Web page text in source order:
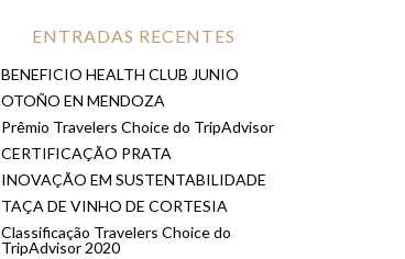
ENTRADAS RECENTES
BENEFICIO HEALTH CLUB JUNIO
OTOÑO EN MENDOZA
Prêmio Travelers Choice do TripAdvisor
CERTIFICAÇÃO PRATA
INOVAÇÃO EM SUSTENTABILIDADE
TAÇA DE VINHO DE CORTESIA
Classificação Travelers Choice do
TripAdvisor 2020